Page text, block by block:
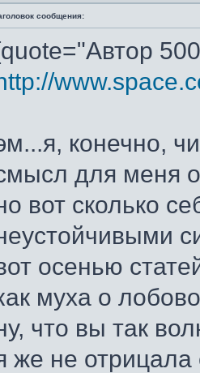
сообщения:
конечно,
для меня
вот сколько
осенью
муха о
что вы так
же не отрицала